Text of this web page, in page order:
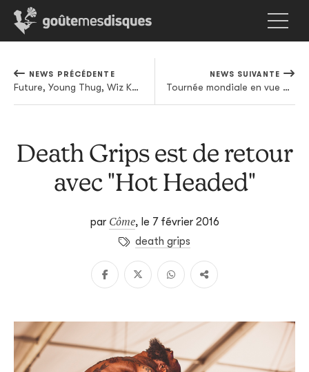
NEWS PRÉCÉDENTE
Future, Young Thug, Wiz Khalifa... retour rapide sur une semaine de rap US qui sent bon les billets verts
NEWS SUIVANTE
Tournée mondiale en vue pour Beyoncé, avec des arrêts à Paris et Bruxelles
Death Grips est de retour
avec "Hot Headed"
par Côme, le 7 février 2016
death grips